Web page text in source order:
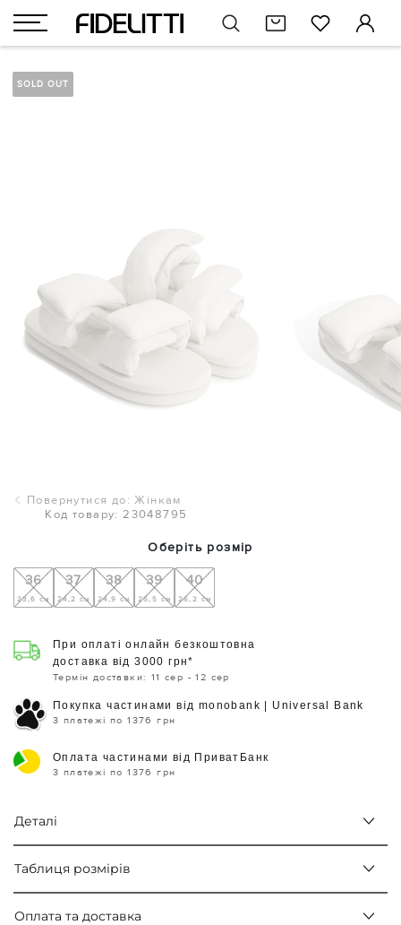
SOLD OUT
Повернутися до: Жінкам
Код товару: 23048795
Оберіть розмір
36
23,6 см
37
24,2 см
38
24,9 см
39
25,5 см
40
26,2 см
При оплаті онлайн безкоштовна
доставка від 3000 грн*
Термін доставки: 11 сер - 12 сер
Покупка частинами від monobank | Universal Bank
3 платежі по 1376 грн
Оплата частинами від ПриватБанк
3 платежі по 1376 грн
Деталі
Таблиця розмірів
Оплата та доставка